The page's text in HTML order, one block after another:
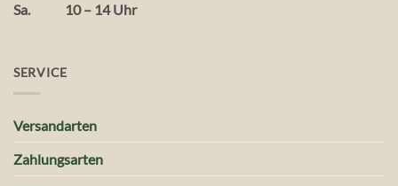
Sa. 10 – 14 Uhr
SERVICE
Versandarten
Zahlungsarten